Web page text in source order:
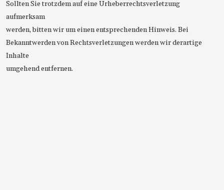
Sollten Sie trotzdem auf eine Urheberrechtsverletzung
aufmerksam
werden, bitten wir um einen entsprechenden Hinweis. Bei
Bekanntwerden von Rechtsverletzungen werden wir derartige
Inhalte
umgehend entfernen.